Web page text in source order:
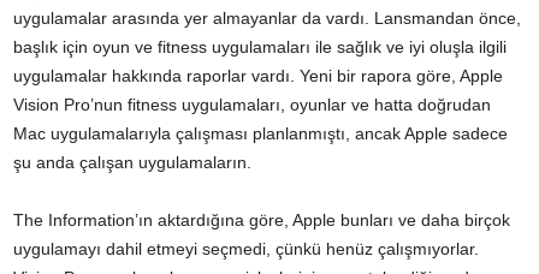
uygulamalar arasında yer almayanlar da vardı. Lansmandan önce,
başlık için oyun ve fitness uygulamaları ile sağlık ve iyi oluşla ilgili
uygulamalar hakkında raporlar vardı. Yeni bir rapora göre, Apple
Vision Pro’nun fitness uygulamaları, oyunlar ve hatta doğrudan
Mac uygulamalarıyla çalışması planlanmıştı, ancak Apple sadece
şu anda çalışan uygulamaların.
The Information’ın aktardığına göre, Apple bunları ve daha birçok
uygulamayı dahil etmeyi seçmedi, çünkü henüz çalışmıyorlar.